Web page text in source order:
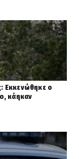
Εκκενώθηκε ο
κάηκαν